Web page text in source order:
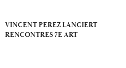
VINCENT PEREZ LANCIERT
RENCONTRES 7E ART